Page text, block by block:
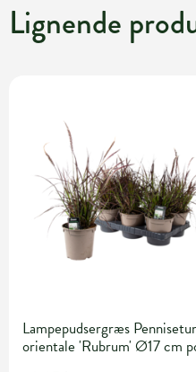
Lignende
Lampepudsergræs
orientale 'Rubrum' Ø17 cm